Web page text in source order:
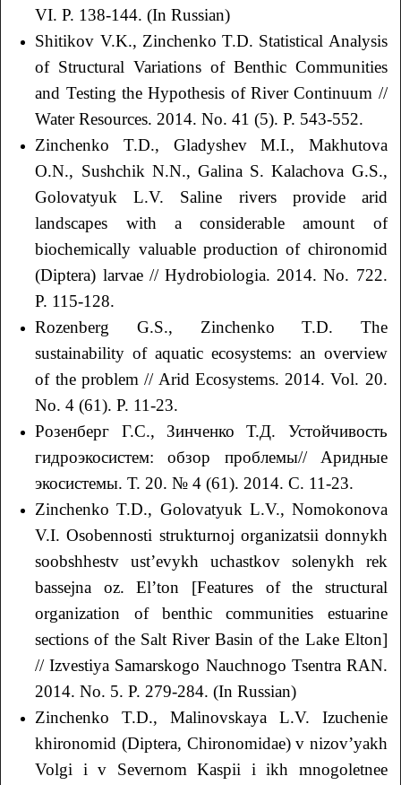
VI. P. 138-144. (In Russian)
Shitikov V.K., Zinchenko T.D. Statistical Analysis
of Structural Variations of Benthic Communities
and Testing the Hypothesis of River Continuum //
Water Resources. 2014. No. 41 (5). P. 543-552.
Zinchenko T.D., Gladyshev M.I., Makhutova
O.N., Sushchik N.N., Galina S. Kalachova G.S.,
Golovatyuk L.V. Saline rivers provide arid
landscapes with a considerable amount of
biochemically valuable production of chironomid
(Diptera) larvae // Hydrobiologia. 2014. No. 722.
P. 115-128.
Rozenberg G.S., Zinchenko T.D. The
sustainability of aquatic ecosystems: an overview
of the problem // Arid Ecosystems. 2014. Vol. 20.
No. 4 (61). P. 11-23.
Розенберг Г.С., Зинченко Т.Д. Устойчивость
гидроэкосистем: обзор проблемы// Аридные
экосистемы. Т. 20. № 4 (61). 2014. С. 11-23.
Zinchenko T.D., Golovatyuk L.V., Nomokonova
V.I. Osobennosti strukturnoj organizatsii donnykh
soobshhestv ust’evykh uchastkov solenykh rek
bassejna oz. El’ton [Features of the structural
organization of benthic communities estuarine
sections of the Salt River Basin of the Lake Elton]
// Izvestiya Samarskogo Nauchnogo Tsentra RАN.
2014. No. 5. P. 279-284. (In Russian)
Zinchenko T.D., Malinovskaya L.V. Izuchenie
khironomid (Diptera, Chironomidae) v nizov’yakh
Volgi i v Severnom Kaspii i ikh mnogoletnee